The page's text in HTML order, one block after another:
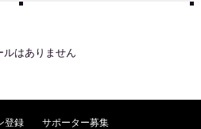
ルはありません
登録 サポーター募集